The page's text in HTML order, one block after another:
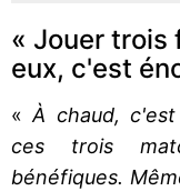
« Jouer trois
eux, c'est
«À chaud,
ces trois
bénéfiques.